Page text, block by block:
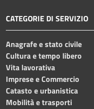
CATEGORIE DI SERVIZIO
Anagrafe e stato civile
Cultura e tempo libero
Vita lavorativa
Imprese e Commercio
Catasto e urbanistica
Mobilità e trasporti